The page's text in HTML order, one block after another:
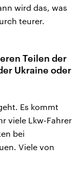
wird das, was
teurer.
Teilen der
Ukraine oder
Es kommt
viele Lkw-Fahrer
bei
Viele von